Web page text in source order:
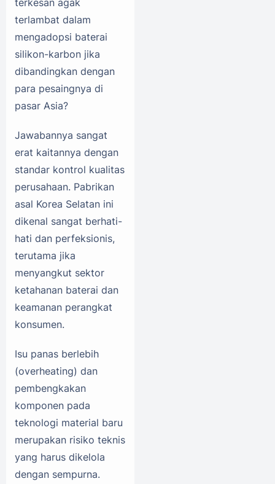
terlambat dalam
mengadopsi baterai
silikon-karbon jika
dibandingkan dengan
para pesaingnya di
pasar Asia?
Jawabannya sangat
erat kaitannya dengan
standar kontrol kualitas
perusahaan. Pabrikan
asal Korea Selatan ini
dikenal sangat berhati-
hati dan perfeksionis,
terutama jika
menyangkut sektor
ketahanan baterai dan
keamanan perangkat
konsumen.
Isu panas berlebih
(overheating) dan
pembengkakan
komponen pada
teknologi material baru
merupakan risiko teknis
yang harus dikelola
dengan sempurna.